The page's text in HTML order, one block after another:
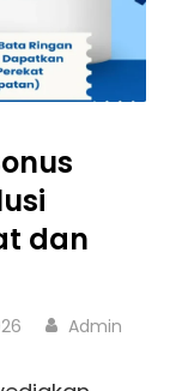
dan
Admin